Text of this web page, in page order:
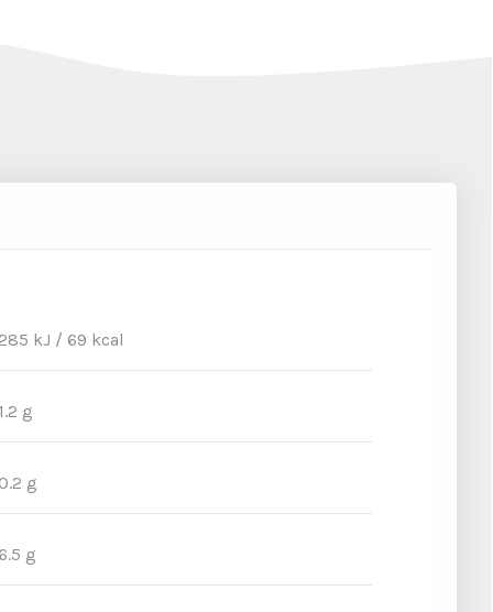
kJ / 69 kcal
1.2 g
0.2 g
6.5 g